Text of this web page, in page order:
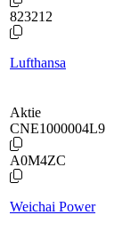
823212
Lufthansa
Aktie
CNE1000004L9
A0M4ZC
Weichai Power